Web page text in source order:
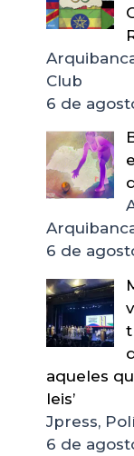
Club
6 de
6 de
aqueles
leis’
Jpress,
6 de